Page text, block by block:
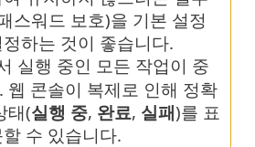
스워드 보호)을 기본 설정
하는 것이 좋습니다.
실행 중인 모든 작업이 중
웹 콘솔이 복제로 인해 정확
태(실행 중, 완료, 실패)를 표
수 있습니다.